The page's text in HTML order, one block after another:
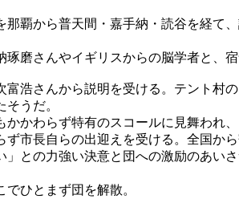
覇から普天間・嘉手納・読谷を経て
磨さんやイギリスからの脳学者と、宿
浩さんから説明を受ける。テント村
うだ。
かわらず特有のスコールに見舞われ
市長自らの出迎えを受ける。全国か
との力強い決意と団への激励のあい
ひとまず団を解散。